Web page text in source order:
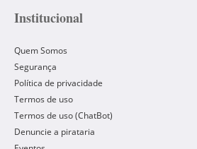
Institucional
Quem Somos
Segurança
Política de privacidade
Termos de uso
Termos de uso (ChatBot)
Denuncie a pirataria